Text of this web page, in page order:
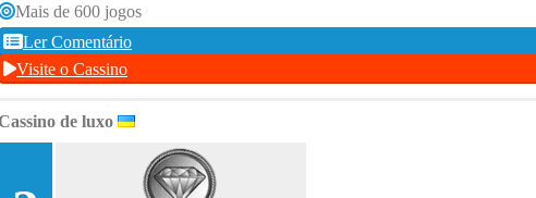
Mais de 600 jogos
Ler Comentário
Visite o Cassino
de luxo